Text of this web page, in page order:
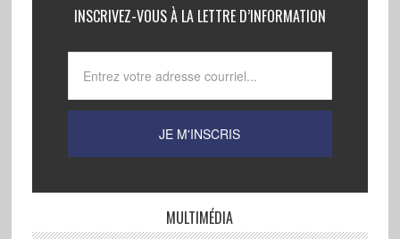
INSCRIVEZ-VOUS À LA LETTRE D’INFORMATION
MULTIMÉDIA